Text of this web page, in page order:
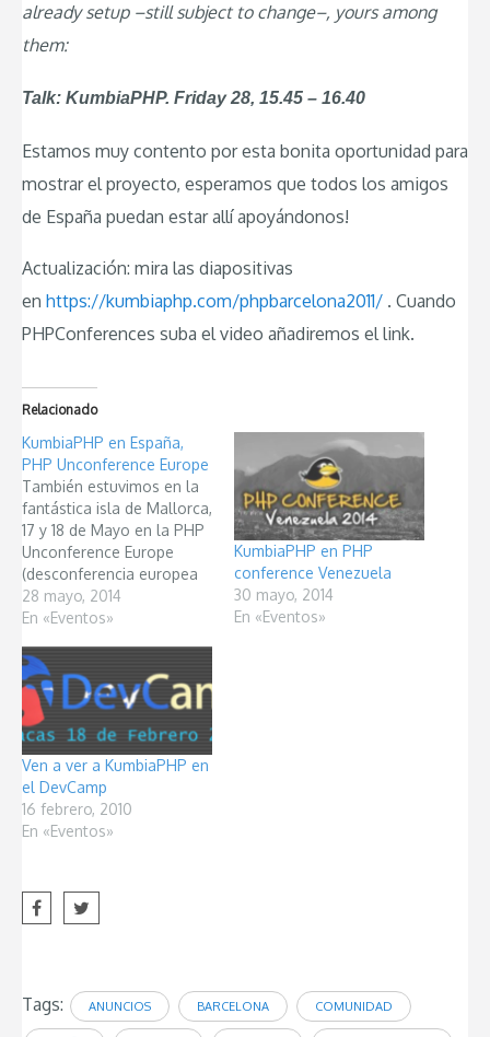
already setup –still subject to change–, yours among
them:
Talk: KumbiaPHP. Friday 28, 15.45 – 16.40
Estamos muy contento por esta bonita oportunidad para
mostrar el proyecto, esperamos que todos los amigos
de España puedan estar allí apoyándonos!
Actualización: mira las diapositivas
en https://kumbiaphp.com/phpbarcelona2011/ . Cuando
PHPConferences suba el video añadiremos el link.
Relacionado
KumbiaPHP en España,
PHP Unconference Europe
También estuvimos en la
fantástica isla de Mallorca,
17 y 18 de Mayo en la PHP
Unconference Europe
(desconferencia europea
de PHP). Si nos sigues en
Twitter @KumbiaPHP, te
próximos eventos de
KumbiaPHP. Opening
session has started. There
are even more contribs
28 mayo, 2014
En «Eventos»
KumbiaPHP en PHP
conference Venezuela
30 mayo, 2014
En «Eventos»
Ven a ver a KumbiaPHP en
el DevCamp
16 febrero, 2010
En «Eventos»
Tags: ANUNCIOS BARCELONA COMUNIDAD